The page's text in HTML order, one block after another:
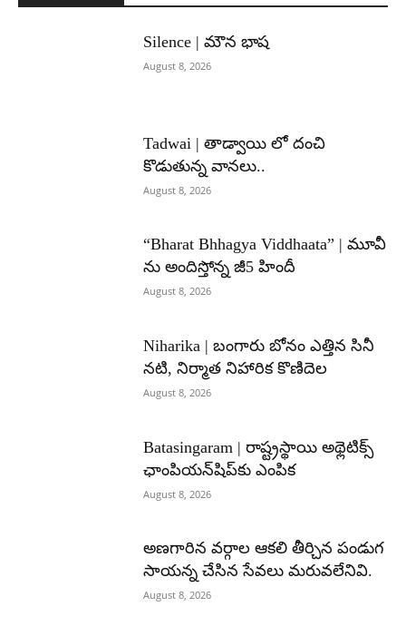
Silence | మౌన భాష
August 8, 2026
Tadwai | తాడ్వాయి లో దంచి
కొడుతున్న వానలు..
August 8, 2026
“Bharat Bhhagya Viddhaata” | మూవీ
ను అందిస్తోన్న జీ5 హిందీ
August 8, 2026
Niharika | బంగారు బోనం ఎత్తిన సినీ
నటి, నిర్మాత నిహారిక కొణిదెల
August 8, 2026
Batasingaram | రాష్ట్రస్థాయి అథ్లెటిక్స్
ఛాంపియన్‌షిప్‌కు ఎంపిక
August 8, 2026
అణగారిన వర్గాల ఆకలి తీర్చిన పండుగ
సాయన్న చేసిన సేవలు మరువలేనివి.
August 8, 2026